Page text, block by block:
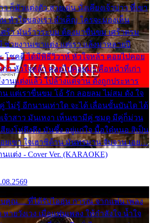
ว ก็มัวแต่งตัว สวยเด่น นั่งเคียงเจ้าบ่าว ที่เขา
น หัวใจของเรา ลำเค็ญ ใครจะมองเห็น
ศร้า มันร้าวระบม ต้องมาขื่นขม เศร้าตรม
วยงานเขาแต่ง แต่เรา แล้งมาหลายปี
โชคดี ได้มีพิธีวิวาห์ หัวใจหล้า คอยไปคอย
า หัวใจหล้า คอยไปคอยมา คือหน้าที่เก่า
านแต่งแล้ว ไปล้างแต่จาน ดั่งถูกประหาร
น แต่เราขื่นขม โอ้ รัก ลอยลม ไม่สม ดัง ใจ
ไม่รู้ อีกนานเท่าใด จะได้ เลื่อนขั้นบันได ได้
จ้าสาว มันเหงา เห็นเขามีคู่ ซมดู มีคู่ก็ม่วน
ยงโห่ตึงตึง มันซึ้ง อยู่แก่ใจ มื้อใด๋หนอ สิเป็น
ยเขา ใจเฮาซิด้าน มันทรมาน จับจาน เอย…
แต่ง - Cover Ver. (KARAOKE)
คุณ.... ที่ได้รับไออุ่น การุณ จากแฟน เพลง
ายวังเวง เมื่อแฟนเพลง ให้กำลังใจ น้ำใจ